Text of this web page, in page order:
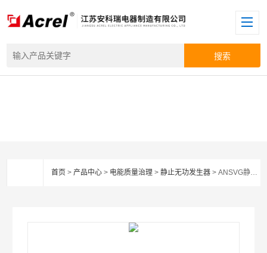
首页 >产品中心 > 电能质量治理 >静止无功发生器 > ANSVG静止无功发生器